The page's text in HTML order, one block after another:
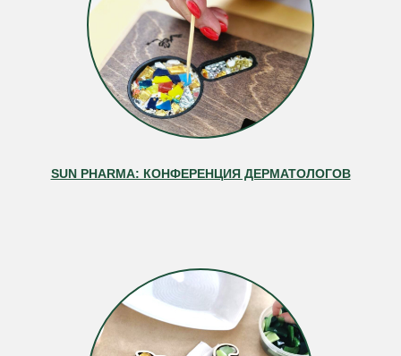
SUN PHARMA: КОНФЕРЕНЦИЯ ДЕРМАТОЛОГОВ